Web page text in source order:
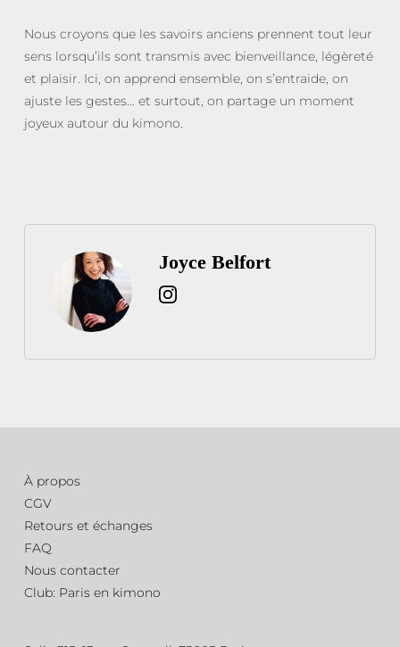
Nous croyons que les savoirs anciens prennent tout leur
sens lorsqu’ils sont transmis avec bienveillance, légèreté
et plaisir. Ici, on apprend ensemble, on s’entraide, on
ajuste les gestes… et surtout, on partage un moment
joyeux autour du kimono.
Joyce Belfort
À propos
CGV
Retours et échanges
FAQ
Nous contacter
Club: Paris en kimono